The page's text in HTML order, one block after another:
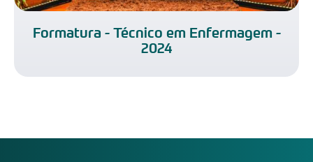
Formatura - Técnico em Enfermagem -
2024